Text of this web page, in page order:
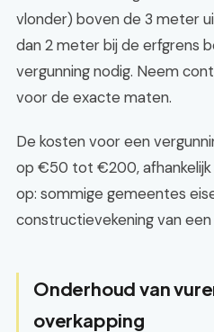
vlonder) boven de 3 meter
dan 2 meter bij de erfgrens
vergunning nodig. Neem
voor de exacte maten.
De kosten voor een
op €50 tot €200,
op: sommige gemeentes
constructievekening van
Onderhoud van
overkapping